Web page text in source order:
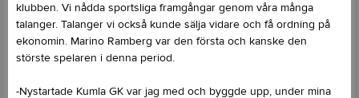
klubben. Vi nådda sportsliga framgångar genom våra många
talanger. Talanger vi också kunde sälja vidare och få ordning på
ekonomin. Marino Ramberg var den första och kanske den
störste spelaren i denna period.
-Nystartade Kumla GK var jag med och byggde upp, under mina